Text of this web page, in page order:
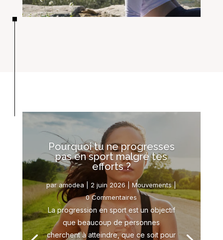
Pourquoi tu ne progresses
pas en sport malgré tes
efforts ?
paramodea 2 juin 2026 |Mouvements|
0 Commentaires
La progression en sport est un objectif
que beaucoup de personnes
cherchent à atteindre, que ce soit pour